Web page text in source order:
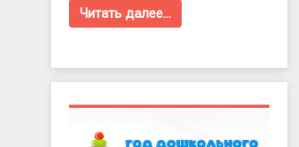
Читать далее…